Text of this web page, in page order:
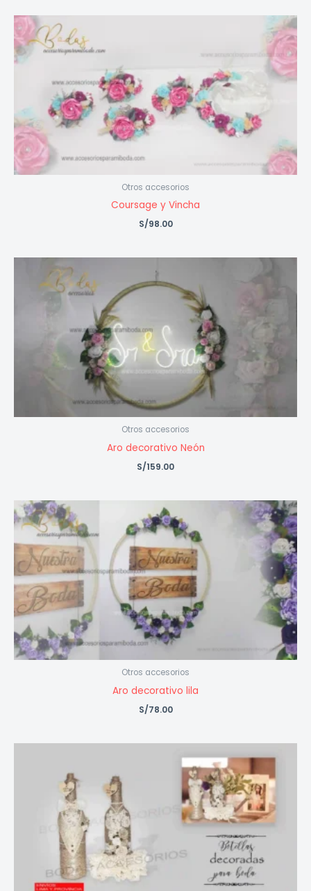
Otros accesorios
Coursage y Vincha
S/98.00
Otros accesorios
Aro decorativo Neón
S/159.00
Otros accesorios
Aro decorativo lila
S/78.00